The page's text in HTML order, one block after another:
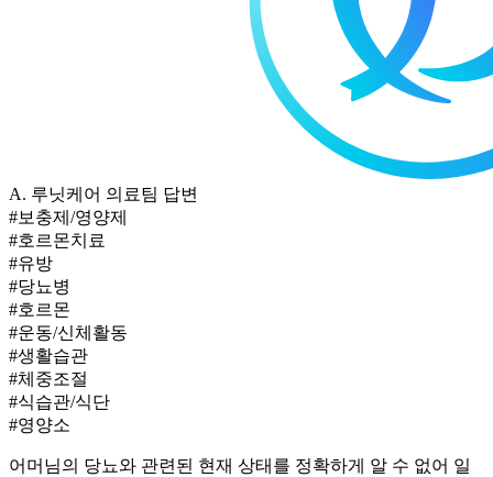
A. 루닛케어 의료팀 답변
#보충제/영양제
#호르몬치료
#유방
#당뇨병
#호르몬
#운동/신체활동
#생활습관
#체중조절
#식습관/식단
#영양소
어머님의 당뇨와 관련된 현재 상태를 정확하게 알 수 없어 일